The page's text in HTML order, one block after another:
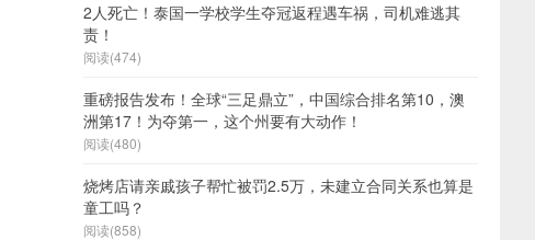
2人死亡！泰国一学校学生夺冠返程遇车祸，司机难逃其
责！
阅读(474)
重磅报告发布！全球“三足鼎立”，中国综合排名第10，澳
洲第17！为夺第一，这个州要有大动作！
阅读(480)
烧烤店请亲戚孩子帮忙被罚2.5万，未建立合同关系也算是
童工吗？
阅读(858)